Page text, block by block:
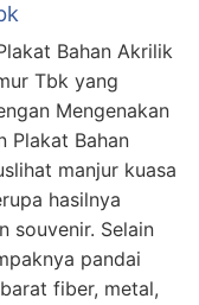
Bahan Akrilik
Tbk yang
Mengenakan
Plakat Bahan
manjur kuasa
hasilnya
souvenir. Selain
pandai
fiber, metal,